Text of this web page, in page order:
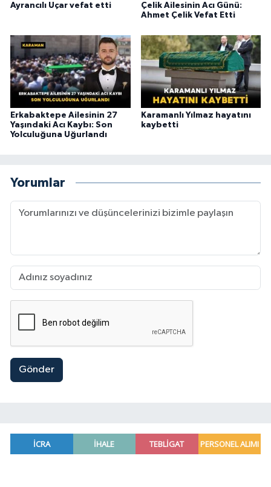
Ayrancılı Uçar vefat etti
Çelik Ailesinin Acı Günü:
Ahmet Çelik Vefat Etti
Erkabaktepe Ailesinin 27
Yaşındaki Acı Kaybı: Son
Yolculuğuna Uğurlandı
Karamanlı Yılmaz hayatını
kaybetti
Yorumlar
Gönder